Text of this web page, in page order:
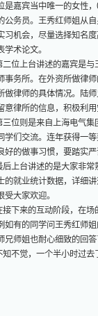
是嘉宾当中唯一的女性
公务员。王秀红师姐从
习机会，尽量选择知名
学术论文。
上台讲述的嘉宾是与王
事务所。在外资所做律
做律师的具体情况。陆
意律所的信息，积极利
则是来自上海电气集团
学们交流。连年获得一
好的做事习惯，要踏实
台讲述的是大家非常熟
的就业统计数据，详细
受大家欢迎。
来的互动阶段，在场的
如有的同学问王秀红师
兄师姐也耐心细致的回
觉，一个半小时过去了